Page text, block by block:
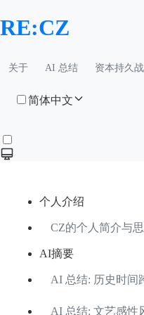
RE:CZ
关于 AI 总结 资本持久战
简体中文
个人介绍
CZ的个人简介与
AI摘要
AI 总结: 历史时间
AI 总结: 文艺感性